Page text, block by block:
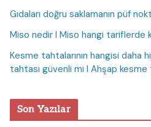
Gıdaları doğru saklamanın püf
Miso nedir I Miso hangi tariflerde
Kesme tahtalarının hangisi daha
tahtası güvenli mi I Ahşap kesme
Son Yazılar